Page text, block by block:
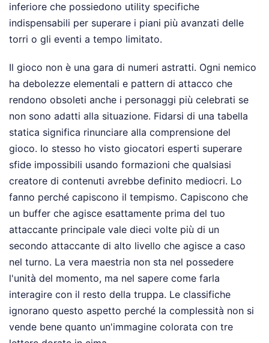
inferiore che possiedono utility specifiche
indispensabili per superare i piani più avanzati delle
torri o gli eventi a tempo limitato.
Il gioco non è una gara di numeri astratti. Ogni nemico
ha debolezze elementali e pattern di attacco che
rendono obsoleti anche i personaggi più celebrati se
non sono adatti alla situazione. Fidarsi di una tabella
statica significa rinunciare alla comprensione del
gioco. Io stesso ho visto giocatori esperti superare
sfide impossibili usando formazioni che qualsiasi
creatore di contenuti avrebbe definito mediocri. Lo
fanno perché capiscono il tempismo. Capiscono che
un buffer che agisce esattamente prima del tuo
attaccante principale vale dieci volte più di un
secondo attaccante di alto livello che agisce a caso
nel turno. La vera maestria non sta nel possedere
l'unità del momento, ma nel sapere come farla
interagire con il resto della truppa. Le classifiche
ignorano questo aspetto perché la complessità non si
vende bene quanto un'immagine colorata con tre